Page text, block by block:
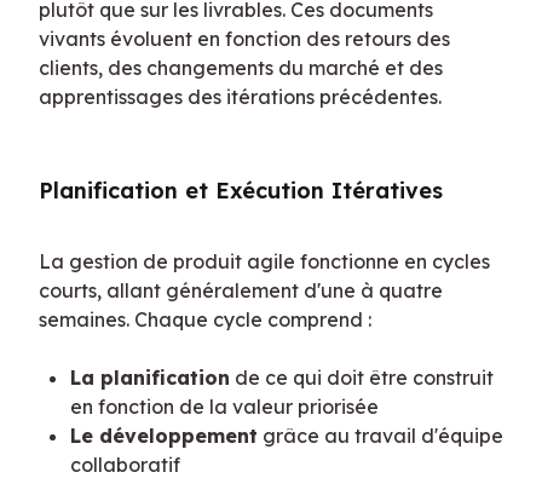
plutôt que sur les livrables. Ces documents
vivants évoluent en fonction des retours des
clients, des changements du marché et des
apprentissages des itérations précédentes.
Planification et Exécution Itératives
La gestion de produit agile fonctionne en cycles
courts, allant généralement d'une à quatre
semaines. Chaque cycle comprend :
La planification de ce qui doit être construit
en fonction de la valeur priorisée
Le développement grâce au travail d'équipe
collaboratif